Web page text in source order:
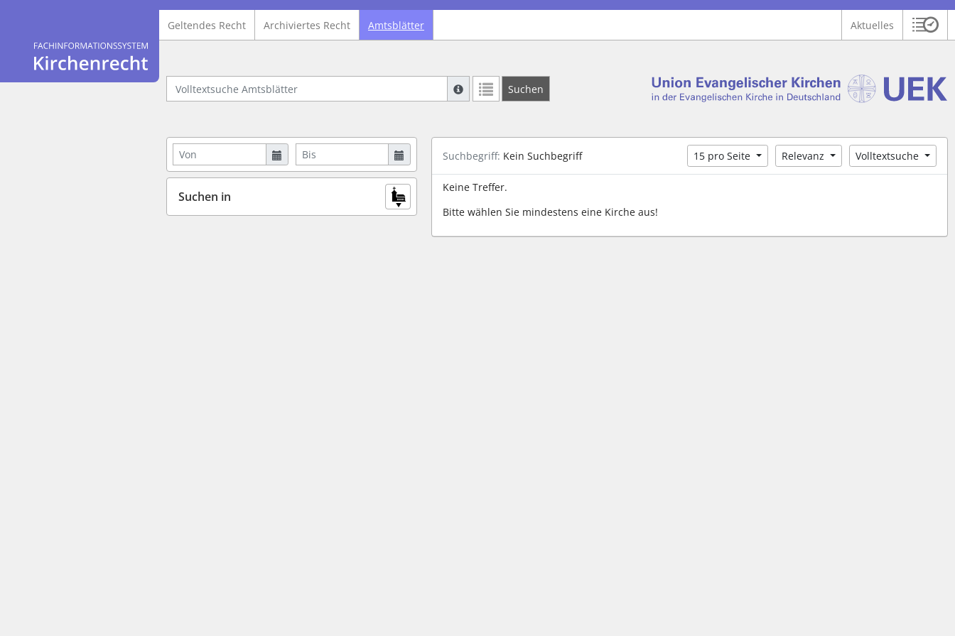
Logo Fachinformationssystem Kirchenrecht
Geltendes Recht Archiviertes Recht Amtsblätter Aktuelles
Volltextsuche Amtsblätter
Suche mit Platzhalter "*", Bsp. Pfarrer*, findet auch: "Pfarrerinitiative" oder "Pfarrerausschuss".
Suchen
Von Bis
Suchen in
Suchbegriff: Kein Suchbegriff 15 pro Seite Relevanz Volltextsuche
Keine Treffer.
Bitte wählen Sie mindestens eine Kirche aus!